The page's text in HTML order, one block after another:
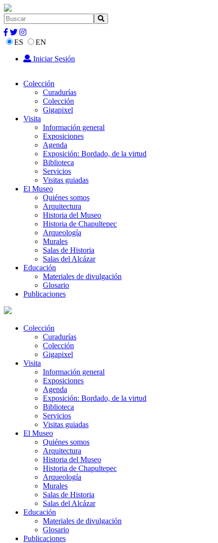
ES
EN
Iniciar Sesión
Colección
Curadurías
Colección
Gigapixel
Visita
Información general
Exposiciones
Agenda
Exposición: Bordado, de la virtud
Biblioteca
Servicios
Visitas guiadas
El Museo
Quiénes somos
Arquitectura
Historia del Museo
Historia de Chapultepec
Arqueología
Murales
Salas de Historia
Salas del Alcázar
Educación
Materiales de divulgación
Glosario
Publicaciones
Colección
Curadurías
Colección
Gigapixel
Visita
Información general
Exposiciones
Agenda
Exposición: Bordado, de la virtud
Biblioteca
Servicios
Visitas guiadas
El Museo
Quiénes somos
Arquitectura
Historia del Museo
Historia de Chapultepec
Arqueología
Murales
Salas de Historia
Salas del Alcázar
Educación
Materiales de divulgación
Glosario
Publicaciones